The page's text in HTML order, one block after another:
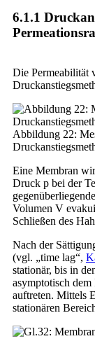
6.1.1
Die Permeabilität
Abbildung 22:
Eine Membran
Druck p bei der
Volumen V
Schließen des
Nach der
(vgl. „time lag“,
stationär, bis in
asymptotisch
auftreten. Mittels
stationären